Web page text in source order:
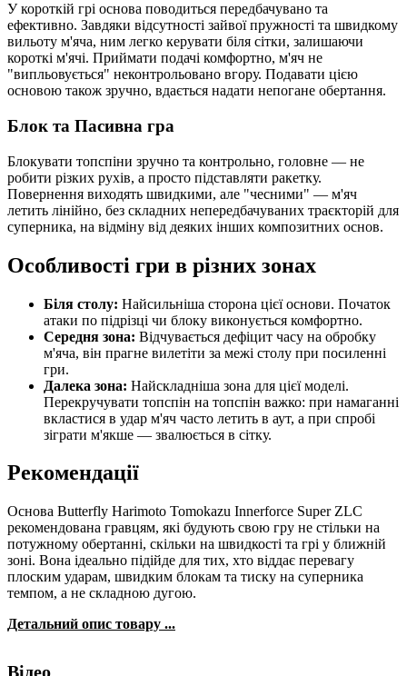
У короткій грі основа поводиться передбачувано та
ефективно. Завдяки відсутності зайвої пружності та швидкому
вильоту м'яча, ним легко керувати біля сітки, залишаючи
короткі м'ячі. Приймати подачі комфортно, м'яч не
"випльовується" неконтрольовано вгору. Подавати цією
основою також зручно, вдається надати непогане обертання.
Блок та Пасивна гра
Блокувати топспіни зручно та контрольно, головне — не
робити різких рухів, а просто підставляти ракетку.
Повернення виходять швидкими, але "чесними" — м'яч
летить лінійно, без складних непередбачуваних траєкторій для
суперника, на відміну від деяких інших композитних основ.
Особливості гри в різних зонах
Біля столу: Найсильніша сторона цієї основи. Початок
атаки по підрізці чи блоку виконується комфортно.
Середня зона: Відчувається дефіцит часу на обробку
м'яча, він прагне вилетіти за межі столу при посиленні
гри.
Далека зона: Найскладніша зона для цієї моделі.
Перекручувати топспін на топспін важко: при намаганні
вкластися в удар м'яч часто летить в аут, а при спробі
зіграти м'якше — звалюється в сітку.
Рекомендації
Основа Butterfly Harimoto Tomokazu Innerforce Super ZLC
рекомендована гравцям, які будують свою гру не стільки на
потужному обертанні, скільки на швидкості та грі у ближній
зоні. Вона ідеально підійде для тих, хто віддає перевагу
плоским ударам, швидким блокам та тиску на суперника
темпом, а не складною дугою.
Детальний опис товару ...
Відео